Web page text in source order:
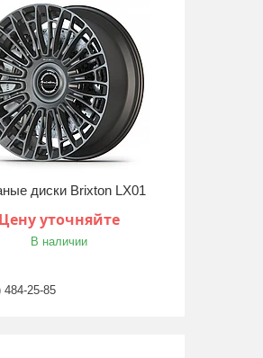
диски Brixton LX01
Цену уточняйте
В наличии
484-25-85